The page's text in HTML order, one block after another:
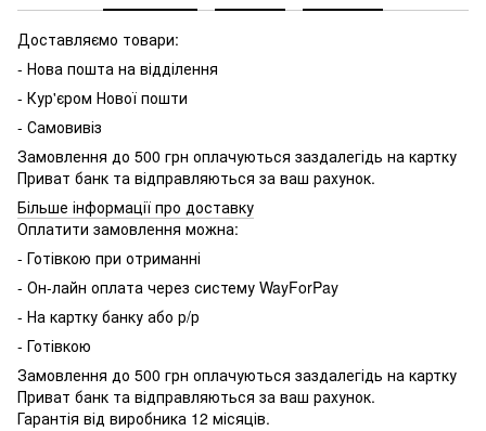
Доставляємо товари:
- Нова пошта на відділення
- Кур'єром Нової пошти
- Самовивіз
Замовлення до 500 грн оплачуються заздалегідь на картку
Приват банк та відправляються за ваш рахунок.
Більше інформації про доставку
Оплатити замовлення можна:
- Готівкою при отриманні
- Он-лайн оплата через систему WayForPay
- На картку банку або р/р
- Готівкою
Замовлення до 500 грн оплачуються заздалегідь на картку
Приват банк та відправляються за ваш рахунок.
Гарантія від виробника 12 місяців.